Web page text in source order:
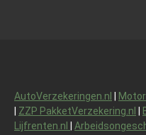
AutoVerzekeringen.nl
ZZP PakketVerzekering.nl
Lijfrenten.nl